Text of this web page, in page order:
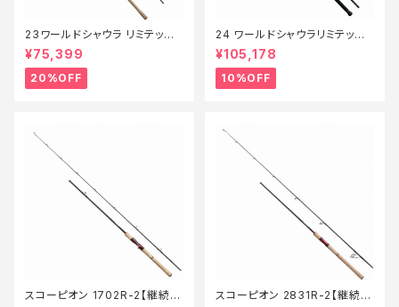
23ワールドシャウラ リミテッド
2703R‐2【特価竿】【20】
¥75,399
20%OFF
24 ワールドシャウラリミテッド
21053R-3【継続セール_ロッ
ド】【10】
¥105,178
10%OFF
スコーピオン 1702R-2【継続セ
スコーピオン 2831R-2【継続セ